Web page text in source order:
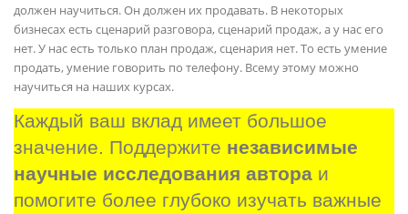
должен научиться. Он должен их продавать. В некоторых
бизнесах есть сценарий разговора, сценарий продаж, а у нас его
нет. У нас есть только план продаж, сценария нет. То есть умение
продать, умение говорить по телефону. Всему этому можно
научиться на наших курсах.
Каждый ваш вклад имеет большое
значение. Поддержите независимые
научные исследования автора и
помогите более глубоко изучать важные